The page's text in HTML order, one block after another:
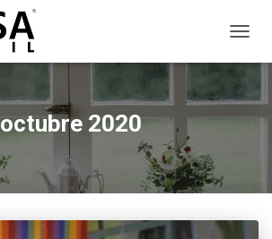
MODO
octubre 2020